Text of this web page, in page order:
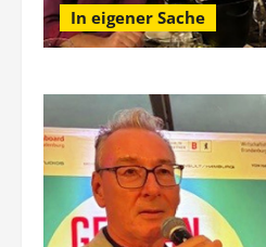
In eigener Sache